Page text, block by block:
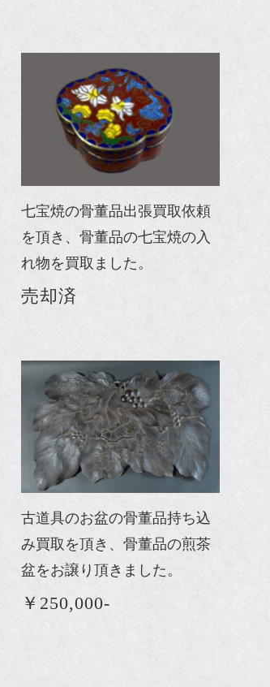
七宝焼の骨董品出張買取依頼
を頂き、骨董品の七宝焼の入
れ物を買取ました。
売却済
古道具のお盆の骨董品持ち込
み買取を頂き、骨董品の煎茶
盆をお譲り頂きました。
￥250,000-